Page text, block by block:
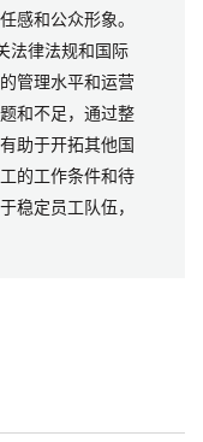
感和公众形象。
法律法规和国际
管理水平和运营
和不足，通过整
助于开拓其他国
的工作条件和待
稳定员工队伍，